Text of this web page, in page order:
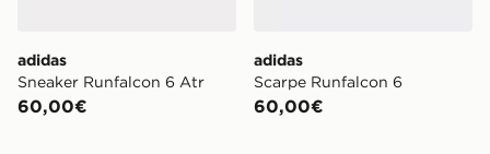
adidas
Sneaker Runfalcon 6 Atr
60,00€
adidas
Scarpe Runfalcon 6
60,00€